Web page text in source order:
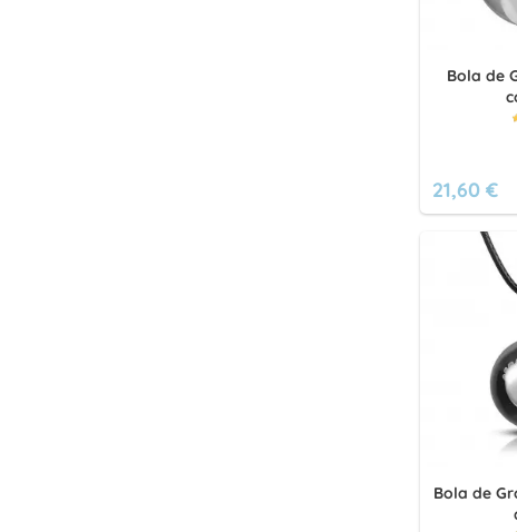
Bola de
21,60 €
Bola de